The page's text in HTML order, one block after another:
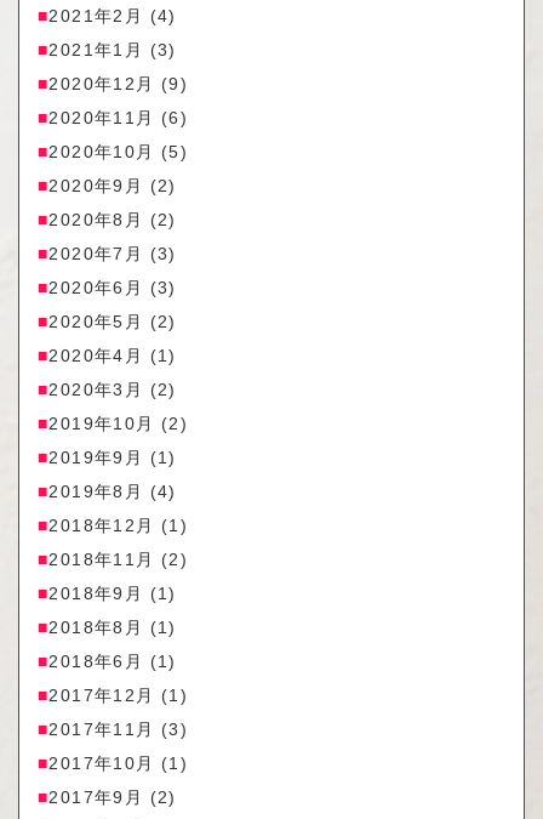
2021年2月
(4)
2021年1月
(3)
2020年12月
(9)
2020年11月
(6)
2020年10月
(5)
2020年9月
(2)
2020年8月
(2)
2020年7月
(3)
2020年6月
(3)
2020年5月
(2)
2020年4月
(1)
2020年3月
(2)
2019年10月
(2)
2019年9月
(1)
2019年8月
(4)
2018年12月
(1)
2018年11月
(2)
2018年9月
(1)
2018年8月
(1)
2018年6月
(1)
2017年12月
(1)
2017年11月
(3)
2017年10月
(1)
2017年9月
(2)